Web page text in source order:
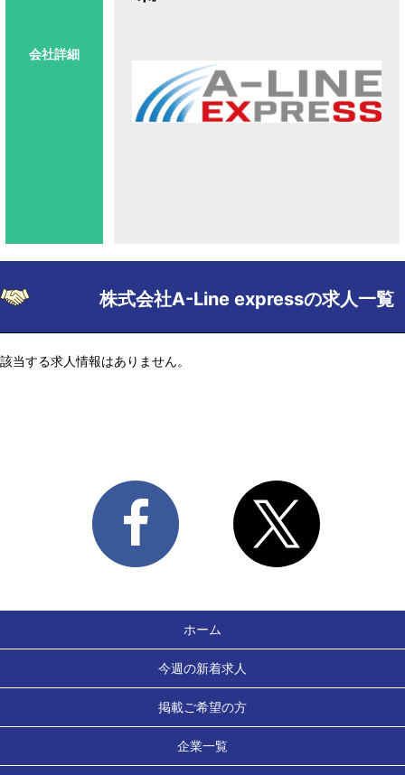
会社詳細
株式会社A-Line expressの求人一覧
該当する求人情報はありません。
ホーム
今週の新着求人
掲載ご希望の方
企業一覧